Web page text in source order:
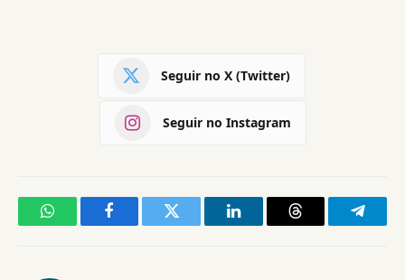
Seguir no X (Twitter)
Seguir no Instagram
WhatsAppFacebookTwitter LinkedInThreads